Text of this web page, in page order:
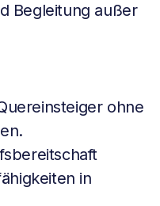
Begleitung außer
ohne
in